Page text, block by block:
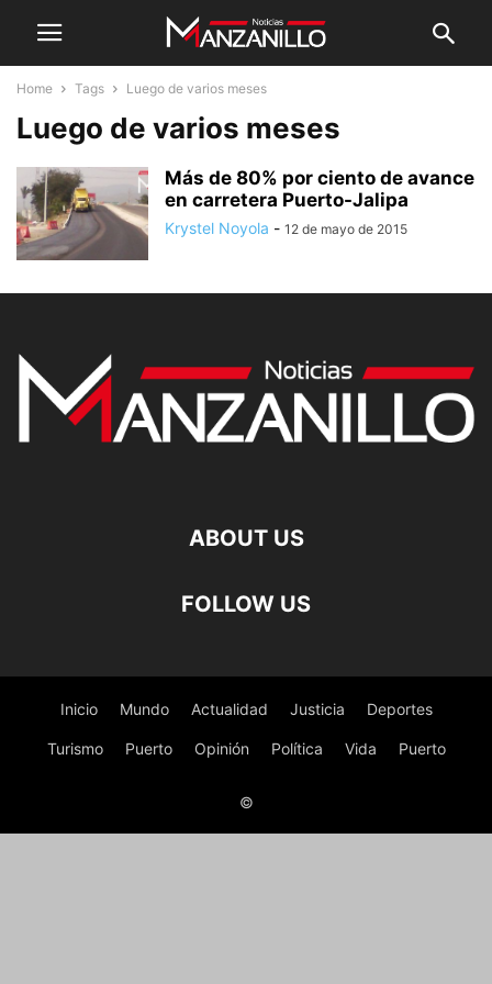
Home Tags Luego de varios meses
Luego de varios meses
Más de 80% por ciento de avance
en carretera Puerto-Jalipa
Krystel Noyola - 12 de mayo de 2015
ABOUT US
FOLLOW US
Inicio Mundo Actualidad Justicia Deportes
Turismo Puerto Opinión Política Vida Puerto
©